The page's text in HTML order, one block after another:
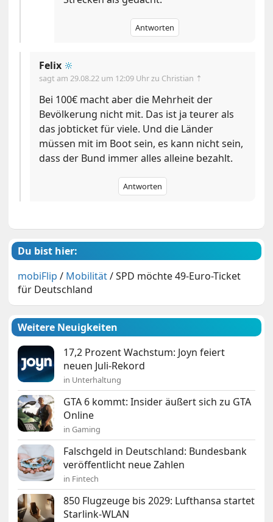
Antworten
Felix 🔆
sagt am29.08.22 um 12:09 Uhrzu Christian ⇡
Bei 100€ macht aber die Mehrheit der
Bevölkerung nicht mit. Das ist ja teurer als
das jobticket für viele. Und die Länder
müssen mit im Boot sein, es kann nicht sein,
dass der Bund immer alles alleine bezahlt.
Antworten
Du bist hier:
mobiFlip / Mobilität/SPD möchte 49-Euro-Ticket
für Deutschland
Weitere Neuigkeiten
17,2 Prozent Wachstum: Joyn feiert
neuen Juli-Rekord
in Unterhaltung
GTA 6 kommt: Insider äußert sich zu GTA
Online
in Gaming
Falschgeld in Deutschland: Bundesbank
veröffentlicht neue Zahlen
in Fintech
850 Flugzeuge bis 2029: Lufthansa startet
Starlink-WLAN